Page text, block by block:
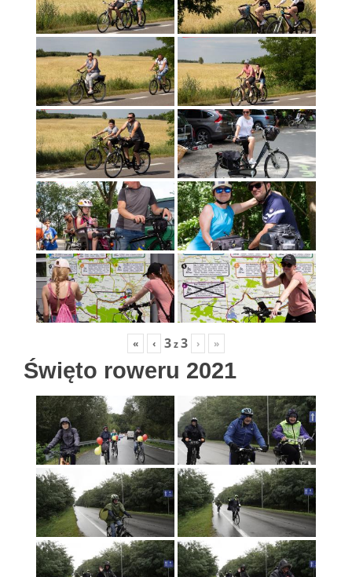
« ‹ 3z3 › »
Święto roweru 2021